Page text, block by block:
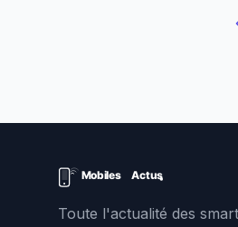
Toute l'actualité des